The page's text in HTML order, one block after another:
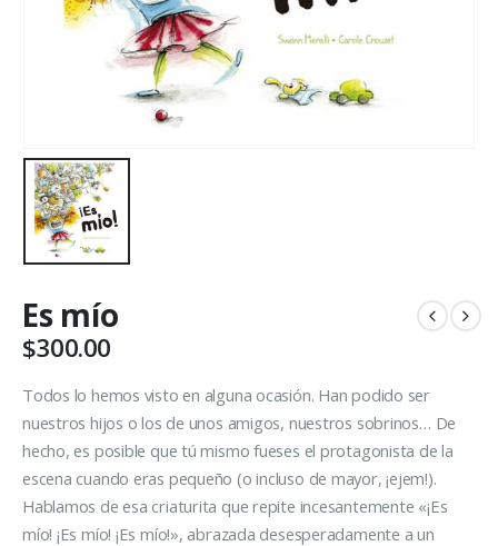
Es mío
$300.00
Todos lo hemos visto en alguna ocasión. Han podido ser
nuestros hijos o los de unos amigos, nuestros sobrinos… De
hecho, es posible que tú mismo fueses el protagonista de la
escena cuando eras pequeño (o incluso de mayor, ¡ejem!).
Hablamos de esa criaturita que repite incesantemente «¡Es
mío! ¡Es mío! ¡Es mío!», abrazada desesperadamente a un